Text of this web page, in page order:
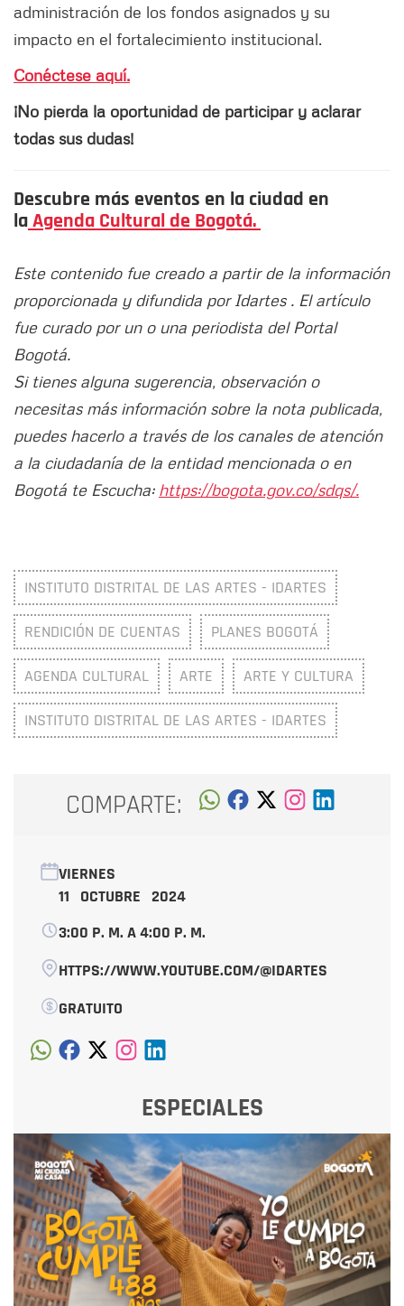
administración de los fondos asignados y su
impacto en el fortalecimiento institucional.
Conéctese aquí.
¡No pierda la oportunidad de participar y aclarar
todas sus dudas!
Descubre más eventos en la ciudad en
laAgenda Cultural de Bogotá.
Este contenido fue creado a partir de la información
proporcionada y difundida por Idartes . El artículo
fue curado por un o una periodista del Portal
Bogotá.
Si tienes alguna sugerencia, observación o
necesitas más información sobre la nota publicada,
puedes hacerlo a través de los canales de atención
a la ciudadanía de la entidad mencionada o en
Bogotá te Escucha: https://bogota.gov.co/sdqs/.
INSTITUTO DISTRITAL DE LAS ARTES - IDARTES
RENDICIÓN DE CUENTAS PLANES BOGOTÁ
AGENDA CULTURAL ARTE ARTE Y CULTURA
INSTITUTO DISTRITAL DE LAS ARTES - IDARTES
COMPARTE:
VIERNES
11 OCTUBRE 2024
3:00 P. M. A 4:00 P. M.
HTTPS://WWW.YOUTUBE.COM/@IDARTES
GRATUITO
ESPECIALES